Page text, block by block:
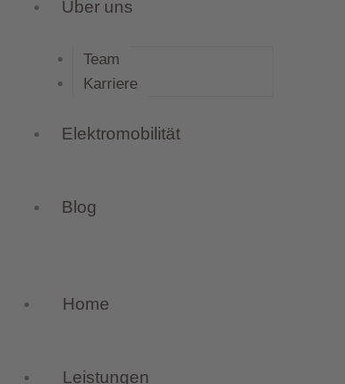
Über uns
Team
Karriere
Elektromobilität
Blog
Home
Leistungen